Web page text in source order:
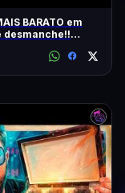
BARATO em
desmanche!!